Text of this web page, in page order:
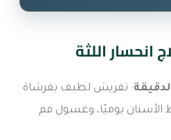
: تفريش لطيف بفرشاة
الأسنان يوميًا، وغسول فم